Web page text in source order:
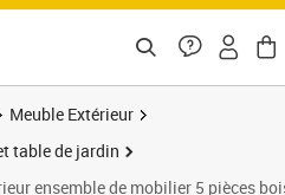
Meuble Extérieur
table de jardin
ensemble de mobilier 5 pièces